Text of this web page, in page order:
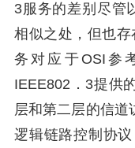
3服务的差别尽管
相似之处，但也
务对应于OSI参
IEEE802．3提供
层和第二层的信道
逻辑链路控制协